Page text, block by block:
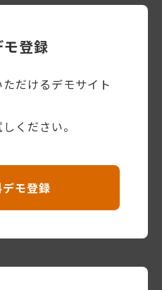
登録
だけるデモサイト
ください。
モ登録